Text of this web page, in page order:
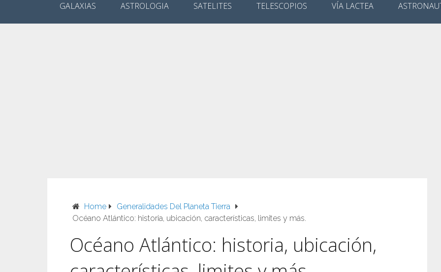
GALAXIAS ASTROLOGIA SATELITES TELESCOPIOS VÍA LACTEA
Home
Generalidades Del Planeta Tierra
Océano Atlántico: historia, ubicación, características, limites y más.
Océano Atlántico: historia, ubicación,